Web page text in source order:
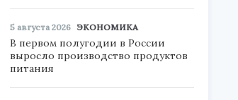
5 августа 2026 ЭКОНОМИКА
В первом полугодии в России
выросло производство продуктов
питания